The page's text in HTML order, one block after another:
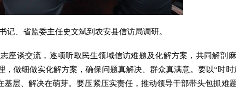
记、省监委主任史文斌到农安县信访局调研。
谈交流，逐项听取民生领域信访难题及化解方案，共同解剖
做细做实化解方案，确保问题真解决、群众真满意。要以“时时
层、解决在萌芽。要压紧压实责任，推动领导干部带头包抓难